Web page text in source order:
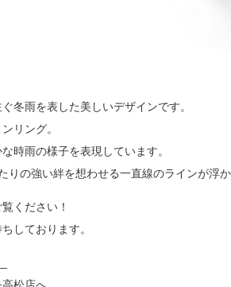
冬雨を表した美しいデザインです。
リング。
時雨の様子を表現しています。
の強い絆を想わせる一直線のラインが浮か
ください！
しております。